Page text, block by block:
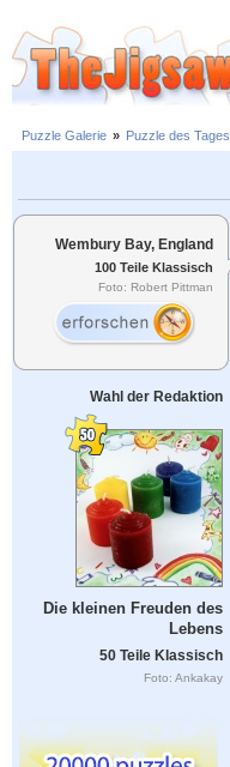
Puzzle Galerie » Puzzle des Tages
Wembury Bay, England
100 Teile Klassisch
Foto: Robert Pittman
Wahl der Redaktion
Die kleinen Freuden des
Lebens
50 Teile Klassisch
Foto: Ankakay